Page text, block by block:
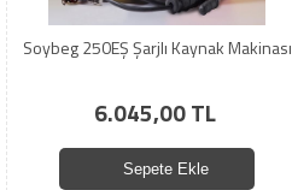
Soybeg 250EŞ Şarjlı Kaynak Makinası
6.045,00 TL
Sepete Ekle